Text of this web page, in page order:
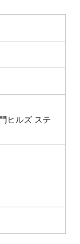
ヒルズ ステ